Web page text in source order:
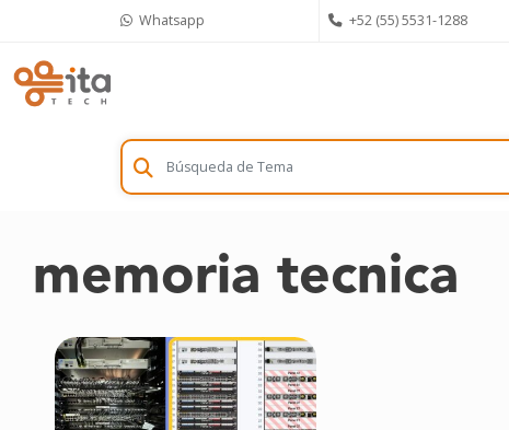
Whatsapp +52 (55) 5531-1288
memoria tecnica